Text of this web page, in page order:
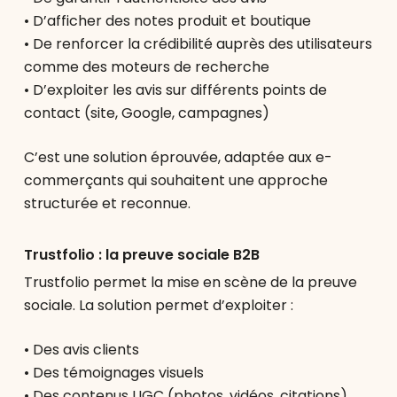
• D’afficher des notes produit et boutique
• De renforcer la crédibilité auprès des utilisateurs
comme des moteurs de recherche
• D’exploiter les avis sur différents points de
contact (site, Google, campagnes)
C’est une solution éprouvée, adaptée aux e-
commerçants qui souhaitent une approche
structurée et reconnue.
Trustfolio : la preuve sociale B2B
Trustfolio permet la mise en scène de la preuve
sociale. La solution permet d’exploiter :
• Des avis clients
• Des témoignages visuels